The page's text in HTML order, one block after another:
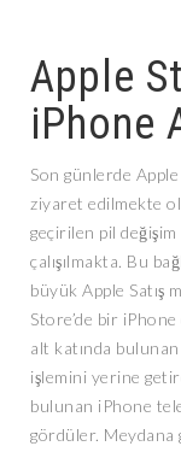
Apple
iPhone
Son günlerde
ziyaret edilmekte
geçirilen pil
çalışılmakta. Bu
büyük Apple Satış
Store’de bir iPhone
alt katında
işlemini yerine
bulunan iPhone
gördüler. Meydana